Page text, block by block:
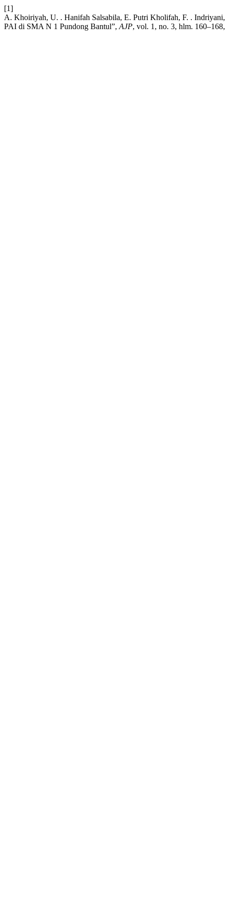
[1]
A. Khoiriyah, U. . Hanifah Salsabila, E. Putri Kholifah, F. .
PAI di SMA N 1 Pundong Bantul”, AJP, vol. 1, no. 3, hlm.